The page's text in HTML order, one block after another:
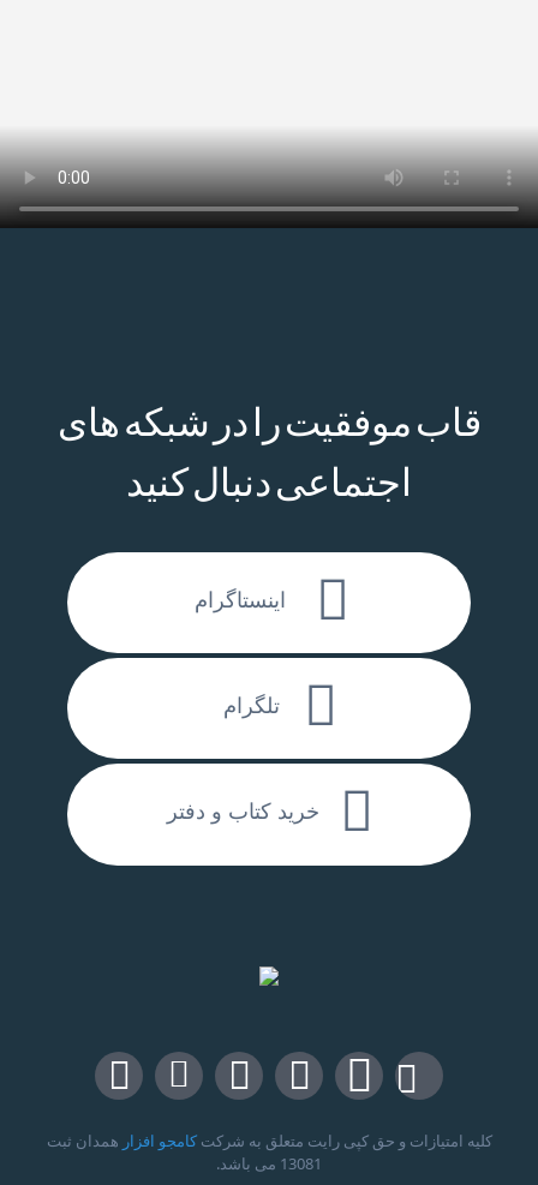
قاب موفقیت را در شبکه های
اجتماعی دنبال کنید
اینستاگرام
تلگرام
خرید کتاب و دفتر
کلیه امتیازات و حق کپی رایت متعلق به شرکتکامجو افزار همدان ثبت
13081 می باشد.